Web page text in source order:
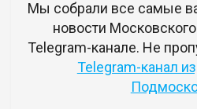
Мы собрали все самые
новости
Telegram-канале. Не
Telegram-канал